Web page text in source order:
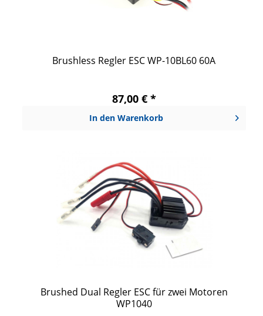
Brushless Regler ESC WP-10BL60 60A
87,00 € *
In den Warenkorb
Brushed Dual Regler ESC für zwei Motoren
WP1040